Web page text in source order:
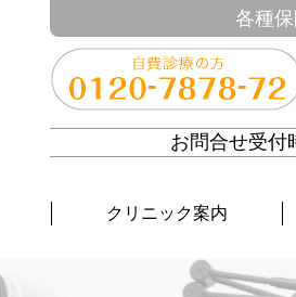
各種
お問合せ受付
クリニック案内